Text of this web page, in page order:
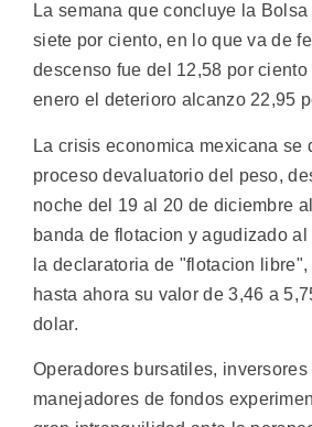
La semana que concluye la
siete por ciento, en lo que va de
descenso fue del 12,58 por
enero el deterioro alcanzo 22,95
La crisis economica mexicana se
proceso devaluatorio del peso,
noche del 19 al 20 de diciembre
banda de flotacion y agudizado
la declaratoria de "flotacion
hasta ahora su valor de 3,46 a
dolar.
Operadores bursatiles, inversores
manejadores de fondos